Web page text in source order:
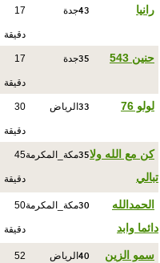
رانيا 43جدة 17
دقيقة
حنين 543 35جدة 17
دقيقة
لولو 76 33 الرياض 30
دقيقة
كن مع الله ولا
تبالي
35مكة_المكرمة45
دقيقة
الحمدالله
دائما وابد
30مكة_المكرمة50
دقيقة
سمو الزين 40 الرياض 52